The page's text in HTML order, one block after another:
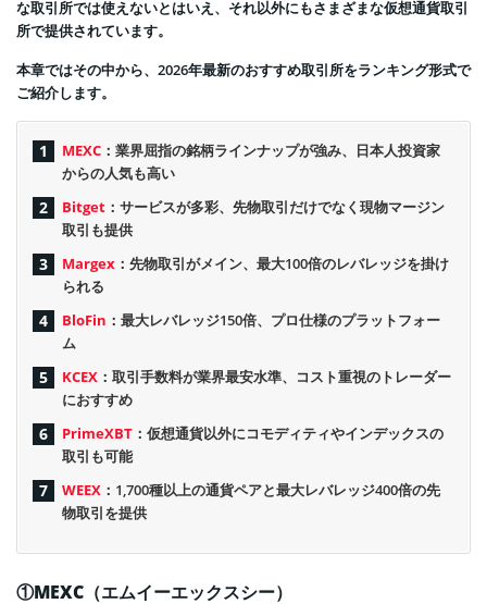
な取引所では使えないとはいえ、それ以外にもさまざまな仮想通貨取引
所で提供されています。
本章ではその中から、2026年最新のおすすめ取引所をランキング形式で
ご紹介します。
MEXC ：業界屈指の銘柄ラインナップが強み、日本人投資家
からの人気も高い
Bitget ：サービスが多彩、先物取引だけでなく現物マージン
取引も提供
Margex ：先物取引がメイン、最大100倍のレバレッジを掛け
られる
BloFin ：最大レバレッジ150倍、プロ仕様のプラットフォー
ム
KCEX ：取引手数料が業界最安水準、コスト重視のトレーダー
におすすめ
PrimeXBT ：仮想通貨以外にコモディティやインデックスの
取引も可能
WEEX ：1,700種以上の通貨ペアと最大レバレッジ400倍の先
物取引を提供
①MEXC（エムイーエックスシー）